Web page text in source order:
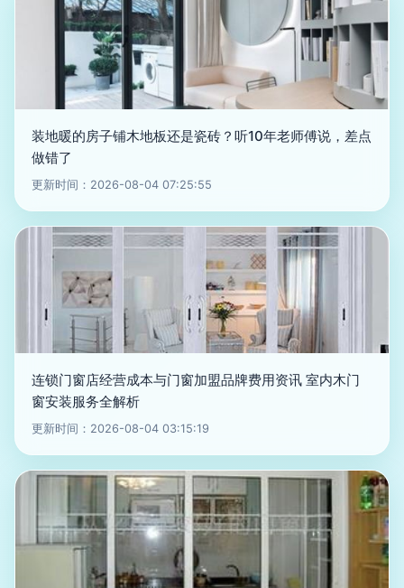
装地暖的房子铺木地板还是瓷砖？听10年老师傅说，差点
做错了
更新时间：2026-08-04 07:25:55
连锁门窗店经营成本与门窗加盟品牌费用资讯 室内木门
窗安装服务全解析
更新时间：2026-08-04 03:15:19